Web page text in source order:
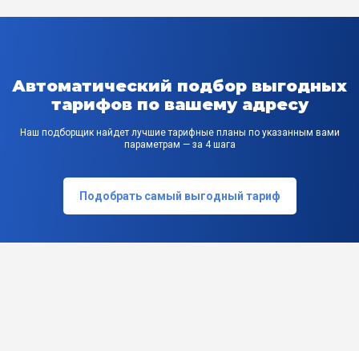
Автоматический подбор выгодных
тарифов по вашему адресу
Наш подборщик найдет лучшие тарифные планы по указанным вами
параметрам — за 4 шага
Подобрать самый выгодный тариф